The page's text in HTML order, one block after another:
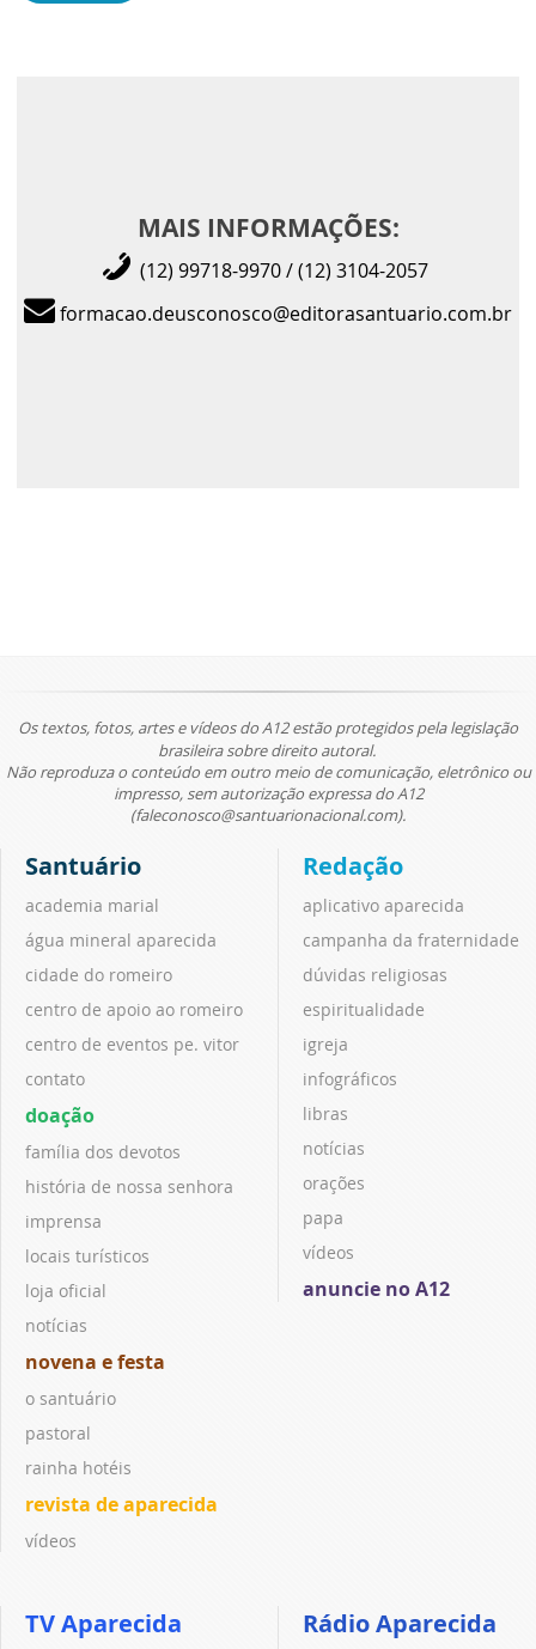
MAIS INFORMAÇÕES:
(12) 99718-9970 / (12) 3104-2057
formacao.deusconosco@editorasantuario.com.br
Os textos, fotos, artes e vídeos do A12 estão protegidos pela legislação
brasileira sobre direito autoral.
Não reproduza o conteúdo em outro meio de comunicação, eletrônico ou
impresso, sem autorização expressa do A12
(faleconosco@santuarionacional.com).
Santuário
academia marial
água mineral aparecida
cidade do romeiro
centro de apoio ao romeiro
centro de eventos pe. vitor
contato
doação
família dos devotos
história de nossa senhora
imprensa
locais turísticos
loja oficial
notícias
novena e festa
o santuário
pastoral
rainha hotéis
revista de aparecida
vídeos
Redação
aplicativo aparecida
campanha da fraternidade
dúvidas religiosas
espiritualidade
igreja
infográficos
libras
notícias
orações
papa
vídeos
anuncie no A12
TV Aparecida Rádio Aparecida